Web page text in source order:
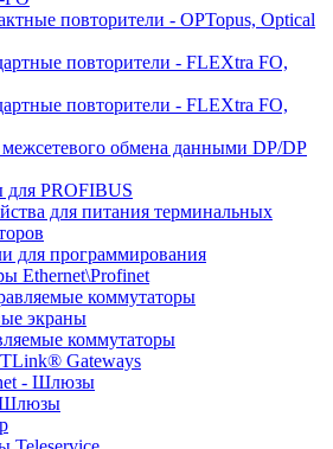
повторители - OPTopus, Optical
повторители - FLEXtra FO,
повторители - FLEXtra FO,
межсетевого обмена данными DP/DP
для PROFIBUS
для питания терминальных
для программирования
Ethernet\Profinet
коммутаторы
экраны
коммутаторы
Gateways
- Шлюзы